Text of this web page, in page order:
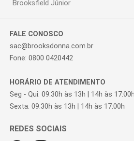
Brooksfield Júnior
FALE CONOSCO
sac@brooksdonna.com.br
Fone: 0800 0420442
HORÁRIO DE ATENDIMENTO
Seg - Qui: 09:30h às 13h | 14h às 17:00h
Sexta: 09:30h às 13h | 14h às 17:00h